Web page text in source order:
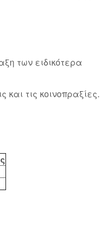
των ειδικότερα
και τις κοινοπραξίες.